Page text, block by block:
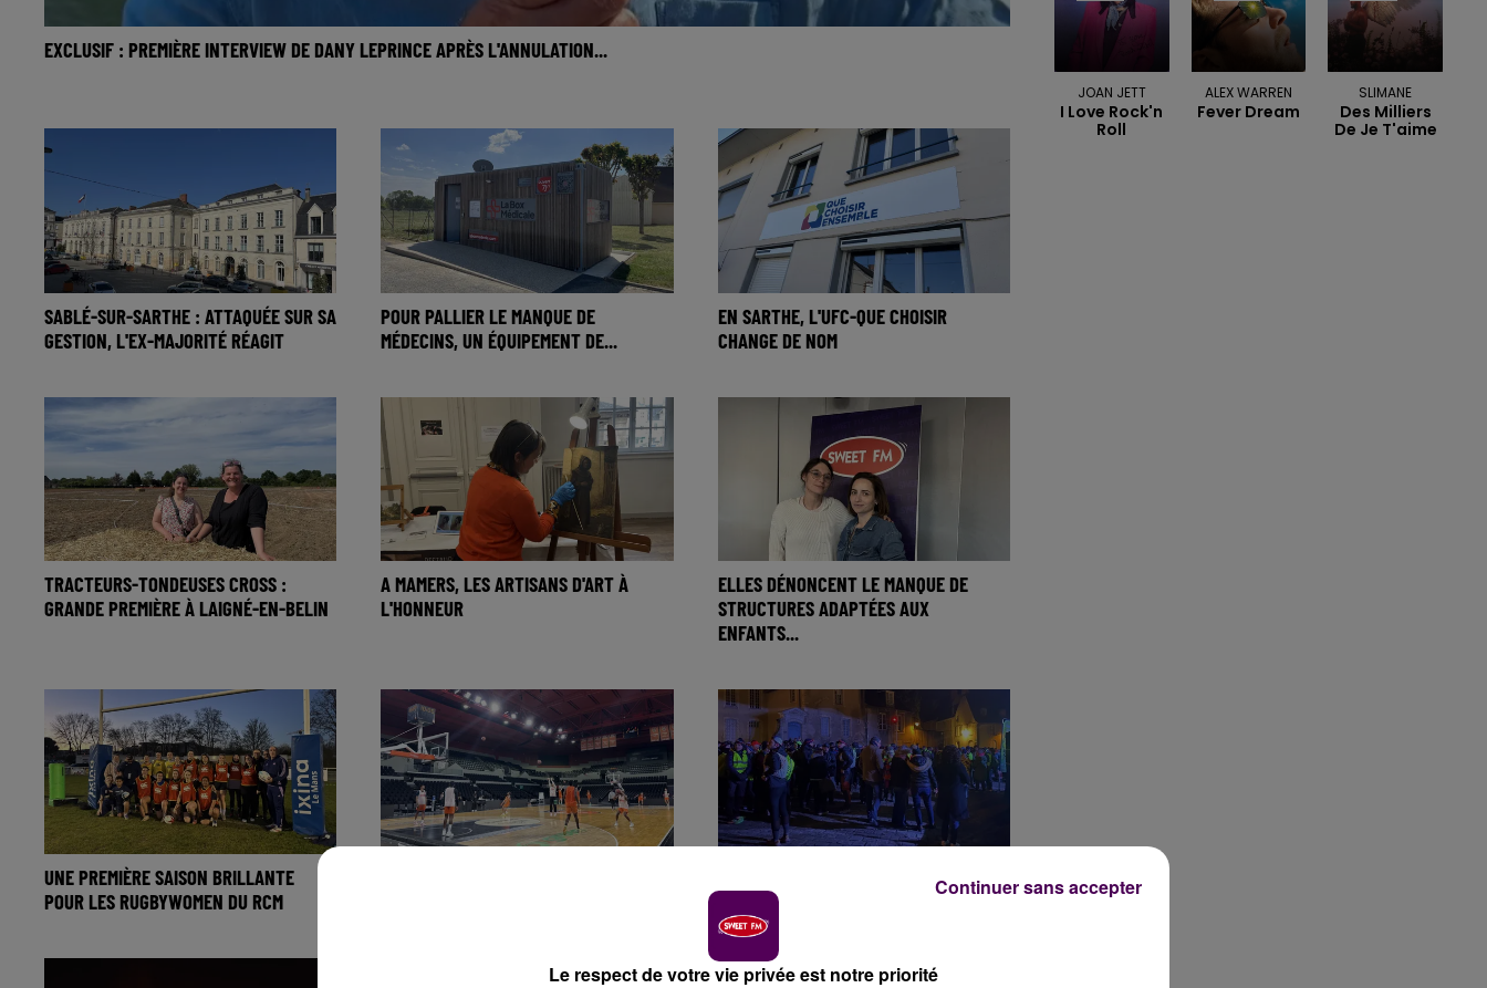
EXCLUSIF : PREMIÈRE INTERVIEW DE DANY LEPRINCE APRÈS L'ANNULATION...
SABLÉ-SUR-SARTHE : ATTAQUÉE SUR SA
GESTION, L'EX-MAJORITÉ RÉAGIT
POUR PALLIER LE MANQUE DE
MÉDECINS, UN ÉQUIPEMENT DE...
EN SARTHE, L'UFC-QUE CHOISIR
CHANGE DE NOM
TRACTEURS-TONDEUSES CROSS :
GRANDE PREMIÈRE À LAIGNÉ-EN-BELIN
A MAMERS, LES ARTISANS D'ART À
L'HONNEUR
ELLES DÉNONCENT LE MANQUE DE
STRUCTURES ADAPTÉES AUX
ENFANTS...
UNE PREMIÈRE SAISON BRILLANTE
POUR LES RUGBYWOMEN DU RCM
"UN DÉFI PERSONNEL" : DES CENTAINES
DE RANDONNEURS ONT RELIÉ...
JOAN JETT
I Love Rock'n
Roll
ALEX WARREN
Fever Dream
SLIMANE
Des Milliers
De Je T'aime
Le respect de votre vie privée est notre priorité
Continuer sans accepter